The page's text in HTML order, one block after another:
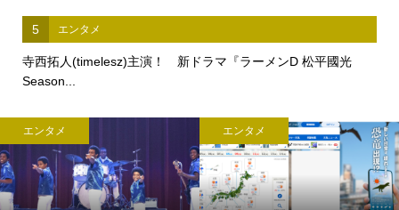
5 エンタメ
寺西拓人(timelesz)主演！ 新ドラマ『ラーメンD 松平國光
Season...
エンタメ エンタメ